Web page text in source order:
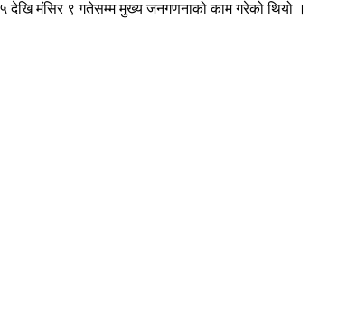
देखि मंसिर ९ गतेसम्म मुख्य जनगणनाको काम गरेको थियो ।